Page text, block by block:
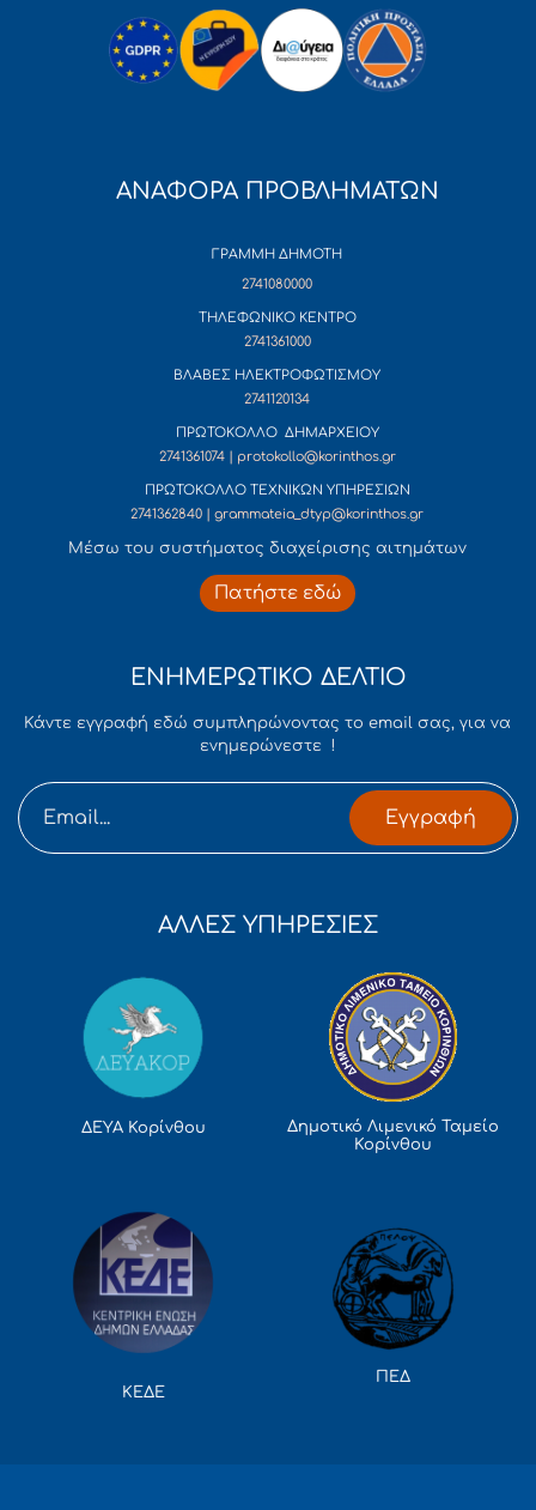
ΑΝΑΦΟΡΑ ΠΡΟΒΛΗΜΑΤΩΝ
ΓΡΑΜΜΗ ΔΗΜΟΤΗ
2741080000
ΤΗΛΕΦΩΝΙΚΟ ΚΕΝΤΡΟ
2741361000
ΒΛΑΒΕΣ ΗΛΕΚΤΡΟΦΩΤΙΣΜΟΥ
2741120134
ΠΡΩΤΟΚΟΛΛΟ ΔΗΜΑΡΧΕΙΟΥ
2741361074 | protokollo@korinthos.gr
ΠΡΩΤΟΚΟΛΛΟ ΤΕΧΝΙΚΩΝ ΥΠΗΡΕΣΙΩΝ
2741362840 | grammateia_dtyp@korinthos.gr
Mέσω του συστήματος διαχείρισης αιτημάτων
Πατήστε εδώ
ΕΝΗΜΕΡΩΤΙΚΟ ΔΕΛΤΙΟ
Κάντε εγγραφή εδώ συμπληρώνοντας το email σας, για να
ενημερώνεστε !
Εγγραφή
ΑΛΛΕΣ ΥΠΗΡΕΣΙΕΣ
ΔΕΥΑ Κορίνθου
Δημοτικό Λιμενικό Ταμείο
Κορίνθου
ΚΕΔΕ
ΠΕΔ